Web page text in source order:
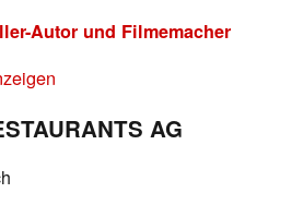
Autor und Filmemacher
AG